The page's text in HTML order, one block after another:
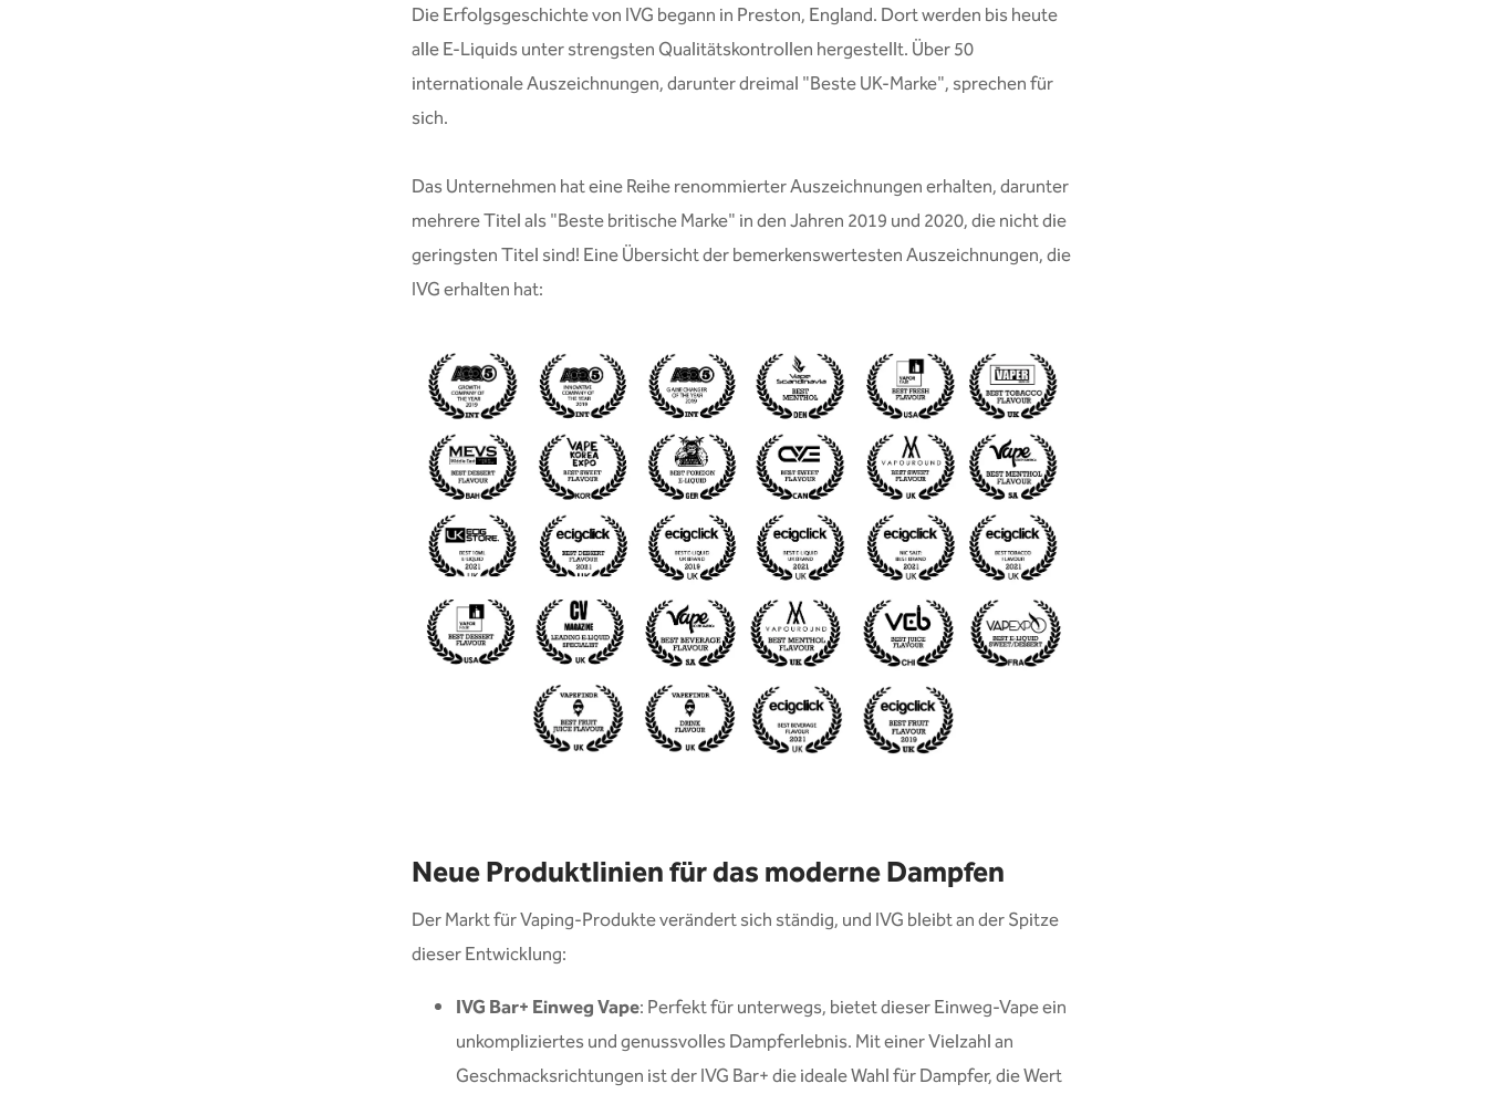
Die Erfolgsgeschichte von IVG begann in Preston, England. Dort werden bis heute
alle E-Liquids unter strengsten Qualitätskontrollen hergestellt. Über 50
internationale Auszeichnungen, darunter dreimal "Beste UK-Marke", sprechen für
sich.
Das Unternehmen hat eine Reihe renommierter Auszeichnungen erhalten, darunter
mehrere Titel als "Beste britische Marke" in den Jahren 2019 und 2020, die nicht die
geringsten Titel sind! Eine Übersicht der bemerkenswertesten Auszeichnungen, die
IVG erhalten hat:
Neue Produktlinien für das moderne Dampfen
Der Markt für Vaping-Produkte verändert sich ständig, und IVG bleibt an der Spitze
dieser Entwicklung:
IVG Bar+ Einweg Vape: Perfekt für unterwegs, bietet dieser Einweg-Vape ein
unkompliziertes und genussvolles Dampferlebnis. Mit einer Vielzahl an
Geschmacksrichtungen ist der IVG Bar+ die ideale Wahl für Dampfer, die Wert